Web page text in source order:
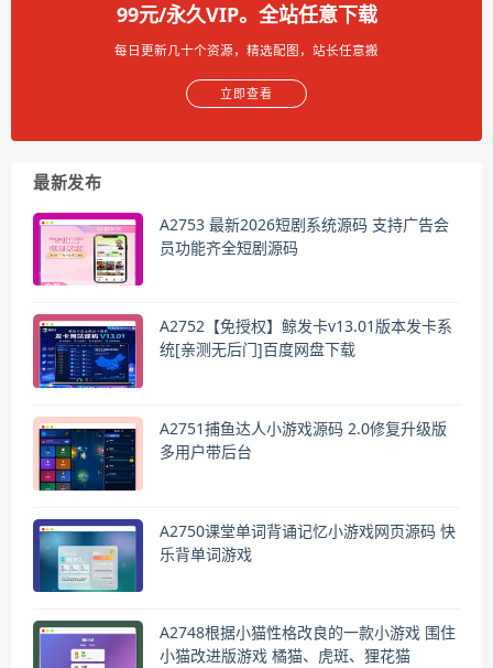
99元/永久VIP。全站任意下载
每日更新几十个资源，精选配图，站长任意搬
立即查看
最新发布
A2753 最新2026短剧系统源码 支持广告会
员功能齐全短剧源码
A2752【免授权】鲸发卡v13.01版本发卡系
统[亲测无后门]百度网盘下载
A2751捕鱼达人小游戏源码 2.0修复升级版
多用户带后台
A2750课堂单词背诵记忆小游戏网页源码 快
乐背单词游戏
A2748根据小猫性格改良的一款小游戏 围住
小猫改进版游戏 橘猫、虎斑、狸花猫